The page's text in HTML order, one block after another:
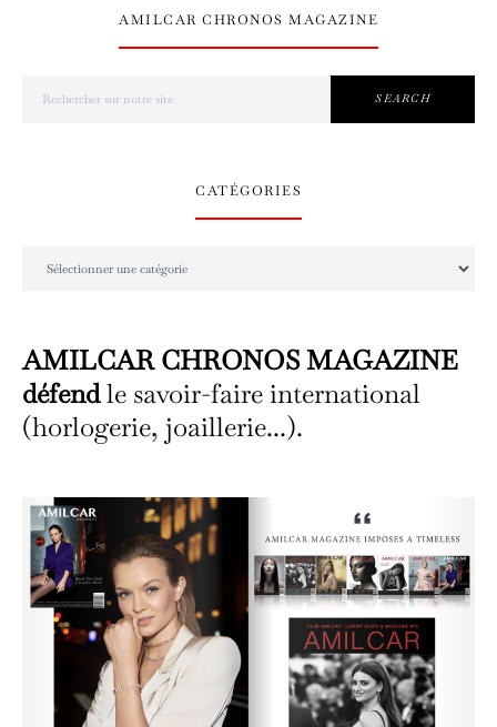
AMILCAR CHRONOS MAGAZINE
SEARCH
CATÉGORIES
AMILCAR CHRONOS MAGAZINE
défendle savoir-faire international
(horlogerie, joaillerie...).